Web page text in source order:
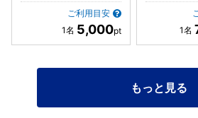
ご利用目安
5,000
もっと見る